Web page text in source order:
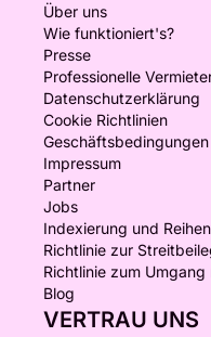
Über uns
Wie funktioniert's?
Presse
Professionelle
Datenschutzerklärung
Cookie Richtlinien
Geschäftsbedingungen
Impressum
Partner
Jobs
Indexierung und
Richtlinie zur
Richtlinie zum
Blog
VERTRAU UNS